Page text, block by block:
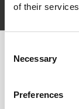
of their
Selection
Necessary
Preferences